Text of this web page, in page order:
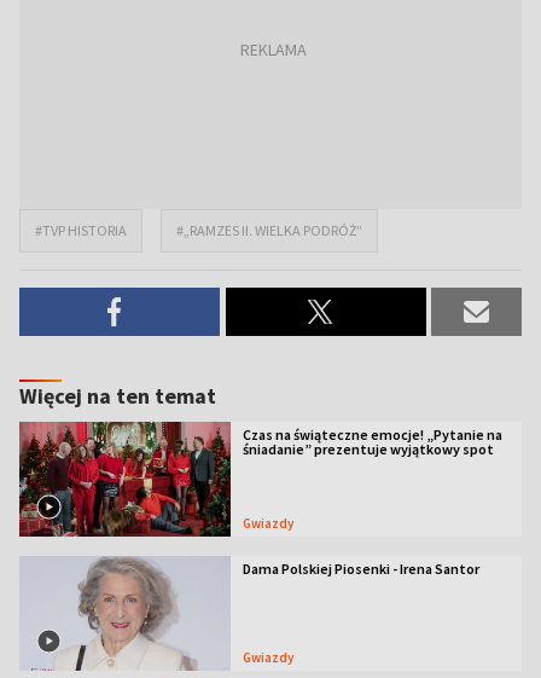
#TVP HISTORIA #„RAMZES II. WIELKA PODRÓŻ”
Więcej na ten temat
Czas na świąteczne emocje! „Pytanie na
śniadanie” prezentuje wyjątkowy spot
Gwiazdy
Dama Polskiej Piosenki - Irena Santor
Gwiazdy